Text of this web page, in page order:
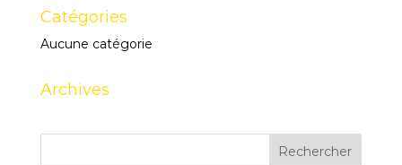
Catégories
Aucune catégorie
Archives